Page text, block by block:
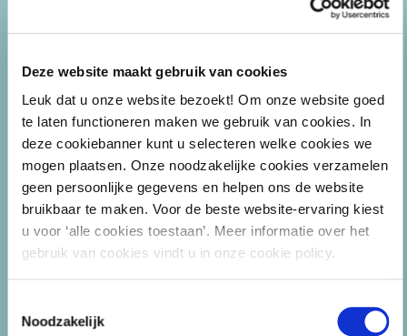
Deze website maakt gebruik van cookies
Leuk dat u onze website bezoekt! Om onze website goed
te laten functioneren maken we gebruik van cookies. In
deze cookiebanner kunt u selecteren welke cookies we
mogen plaatsen. Onze noodzakelijke cookies verzamelen
geen persoonlijke gegevens en helpen ons de website
bruikbaar te maken. Voor de beste website-ervaring kiest
u voor ‘alle cookies toestaan’. Meer informatie over het
gebruik van cookies vindt u in onze cookie policy.
Noodzakelijk
Referenties
Er werd in duidelijke taal een voor mij
ingewikkelde wet uitgelegd. Prettige interactie